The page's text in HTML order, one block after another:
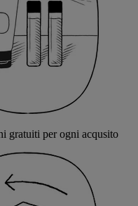
gratuiti per ogni acqusito